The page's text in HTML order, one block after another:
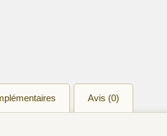
Avis (0)